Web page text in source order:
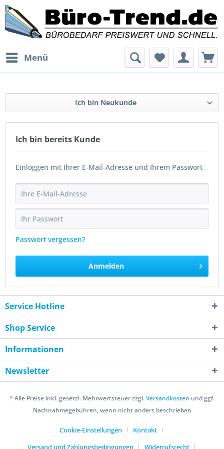
Menü
Ich bin Neukunde
Ich bin bereits Kunde
Einloggen mit Ihrer E-Mail-Adresse und Ihrem Passwort
Passwort vergessen?
Anmelden
Service Hotline
Shop Service
Informationen
Newsletter
* Alle Preise inkl. gesetzl. Mehrwertsteuer zzgl.Versandkosten und ggf.
Nachnahmegebühren, wenn nicht anders beschrieben
Cookie-Einstellungen
Kontakt
Versand und Zahlungsbedingungen
Widerrufsrecht